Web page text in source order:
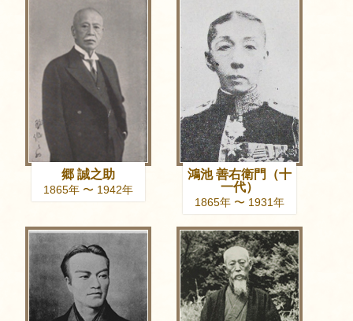
郷 誠之助
1865年 〜 1942年
鴻池 善右衛門（十
一代）
1865年 〜 1931年